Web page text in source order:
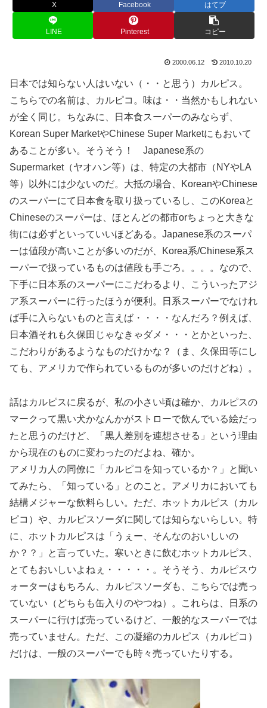
X Facebook はてブ
LINE Pinterest コピー
2000.06.12 2010.10.20
日本では知らない人はいない（・・と思う）カルピス。
こちらでの名前は、カルピコ。味は・・当然かもしれない
が全く同じ。ちなみに、日本食スーパーのみならず、
Korean Super MarketやChinese Super Marketにもおいて
あることが多い。そうそう！ Japanese系の
Supermarket（ヤオハン等）は、特定の大都市（NYやLA
等）以外には少ないのだ。大抵の場合、KoreanやChinese
のスーパーにて日本食を取り扱っているし、このKoreaと
Chineseのスーパーは、ほとんどの都市orちょっと大きな
街には必ずといっていいほどある。Japanese系のスーパ
ーは値段が高いことが多いのだが、Korea系/Chinese系ス
ーパーで扱っているものは値段も手ごろ。。。。なので、
下手に日本系のスーパーにこだわるより、こういったアジ
ア系スーパーに行ったほうが便利。日系スーパーでなけれ
ば手に入らないものと言えば・・・・なんだろ？例えば、
日本酒それも久保田じゃなきゃダメ・・・とかといった、
こだわりがあるようなものだけかな？（ま、久保田等にし
ても、アメリカで作られているものが多いのだけどね）。
話はカルピスに戻るが、私の小さい頃は確か、カルピスの
マークって黒い犬かなんかがストローで飲んでいる絵だっ
たと思うのだけど、「黒人差別を連想させる」という理由
から現在のものに変わったのだよね、確か。
アメリカ人の同僚に「カルピコを知っているか？」と聞い
てみたら、「知っている」とのこと。アメリカにおいても
結構メジャーな飲料らしい。ただ、ホットカルピス（カル
ピコ）や、カルピスソーダに関しては知らないらしい。特
に、ホットカルピスは「うぇー、そんなのおいしいの
か？？」と言っていた。寒いときに飲むホットカルピス、
とてもおいしいよねぇ・・・・・。そうそう、カルピスウ
ォーターはもちろん、カルピスソーダも、こちらでは売っ
ていない（どちらも缶入りのやつね）。これらは、日系の
スーパーに行けば売っているけど、一般的なスーパーでは
売っていません。ただ、この凝縮のカルピス（カルピコ）
だけは、一般のスーパーでも時々売っていたりする。